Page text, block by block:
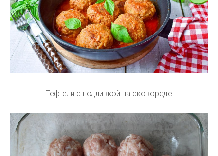
Тефтели с подливкой на сковороде